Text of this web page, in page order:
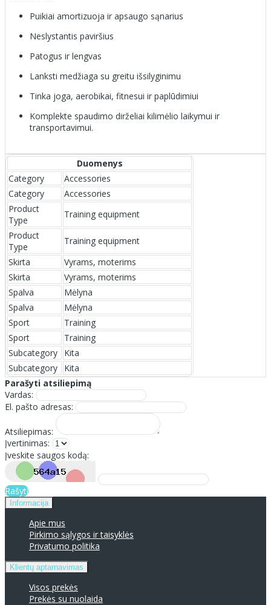
Puikiai amortizuoja ir apsaugo sąnarius
Neslystantis paviršius
Patogus ir lengvas
Lanksti medžiaga su greitu išsilyginimu
Tinka joga, aerobikai, fitnesui ir paplūdimiui
Komplekte spaudimo dirželiai kilimėlio laikymui ir
transportavimui.
Duomenys
Category
Accessories
Category
Accessories
Product
Type
Training equipment
Product
Type
Training equipment
Skirta
Vyrams, moterims
Skirta
Vyrams, moterims
Spalva
Mėlyna
Spalva
Mėlyna
Sport
Training
Sport
Training
Subcategory
Kita
Subcategory
Kita
Parašyti atsiliepimą
Vardas:
El. pašto adresas:
Atsiliepimas:
Įvertinimas:
Įveskite saugos kodą:
Rašyti
Informacija
Apie mus
Pirkimo sąlygos ir taisyklės
Privatumo politika
Klientų aptarnavimas
Visos prekės
Prekės su nuolaida